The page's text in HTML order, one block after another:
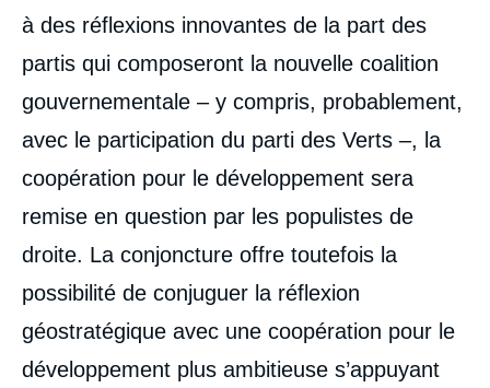
à des réflexions innovantes de la part des
partis qui composeront la nouvelle coalition
gouvernementale – y compris, probablement,
avec le participation du parti des Verts –, la
coopération pour le développement sera
remise en question par les populistes de
droite. La conjoncture offre toutefois la
possibilité de conjuguer la réflexion
géostratégique avec une coopération pour le
développement plus ambitieuse s’appuyant